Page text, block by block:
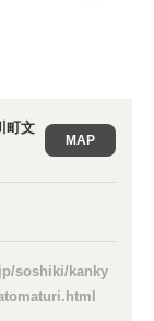
町文
MAP
soshiki/kanky